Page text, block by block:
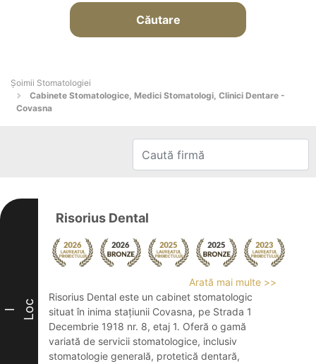
Căutare
Șoimii Stomatologiei
Cabinete Stomatologice, Medici Stomatologi, Clinici Dentare -
Covasna
I Loc
Risorius Dental
Arată mai multe >>
Risorius Dental este un cabinet stomatologic
situat în inima stațiunii Covasna, pe Strada 1
Decembrie 1918 nr. 8, etaj 1. Oferă o gamă
variată de servicii stomatologice, inclusiv
stomatologie generală, protetică dentară,